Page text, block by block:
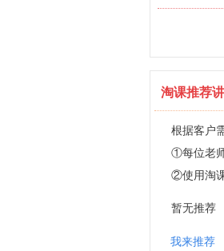
淘课推荐讲
根据客户
①每位老
②使用淘
暂无推荐
我来推荐